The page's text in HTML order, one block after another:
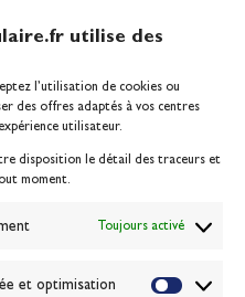
utilise des
l’utilisation de cookies ou
des offres adaptés à vos centres
utilisateur.
disposition le détail des traceurs et
moment.
Toujours activé
et optimisation